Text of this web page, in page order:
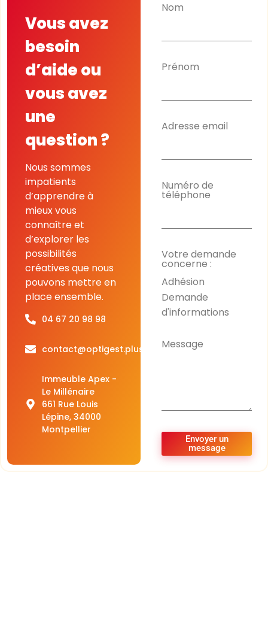
Vous avez
besoin
d’aide ou
vous avez
une
question ?
Nous sommes
impatients
d’apprendre à
mieux vous
connaître et
d’explorer les
possibilités
créatives que nous
pouvons mettre en
place ensemble.
04 67 20 98 98
contact@optigest.plus
Immeuble Apex -
Le Millénaire
661 Rue Louis
Lépine, 34000
Montpellier
Nom
Prénom
Adresse email
Numéro de
téléphone
Votre demande
concerne :
Adhésion
Demande
d'informations
Message
Envoyer un
message